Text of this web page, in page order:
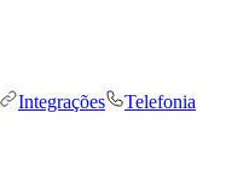
Integrações
Telefonia